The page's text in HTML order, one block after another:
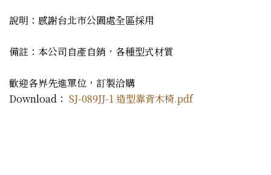
說明：感謝台北市公園處全區採用
備註：本公司自產自銷，各種型式材質
歡迎各界先進單位，訂製洽購
Download： SJ-089JJ-1 造型靠背木椅.pdf